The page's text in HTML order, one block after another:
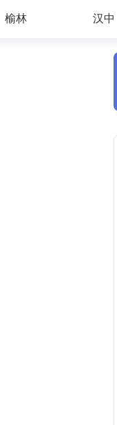
榆林 汉中